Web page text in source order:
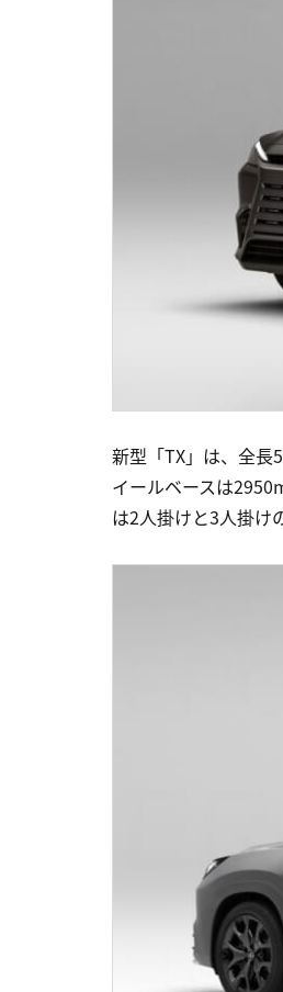
新型「TX」は、全
イールベースは
は2人掛けと3人掛け